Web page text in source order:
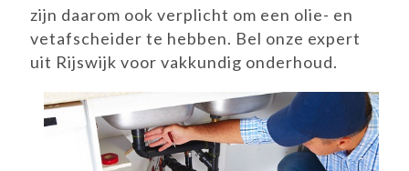
zijn daarom ook verplicht om een olie- en
vetafscheider te hebben. Bel onze expert
uit Rijswijk voor vakkundig onderhoud.